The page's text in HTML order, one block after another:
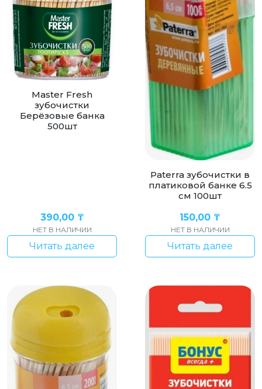
Master Fresh
зубочистки
Берёзовые банка
500шт
390,00 ₸
НЕТ В НАЛИЧИИ
Читать далее
Paterra зубочистки в
платиковой банке 6.5
см 100шт
150,00 ₸
НЕТ В НАЛИЧИИ
Читать далее